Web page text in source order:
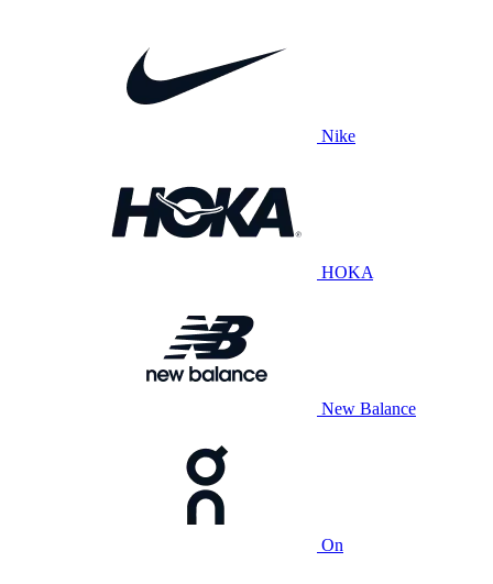
Nike
HOKA
New Balance
On